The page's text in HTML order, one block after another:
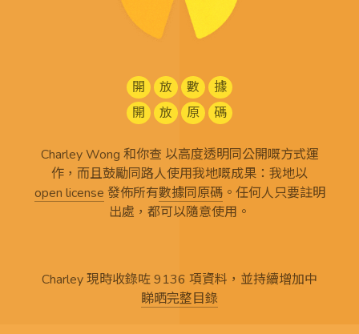
開 放 數
據
開
放 原 碼
Charley Wong 和你查 以高度透明同公開嘅方式運
作，而且鼓勵同路人使用我地嘅成果：我地以
open license 發佈所有數據同原碼。任何人只要註明
出處，都可以隨意使用。
Charley 現時收錄咗 9136 項資料，並持續增加中
睇晒完整目錄